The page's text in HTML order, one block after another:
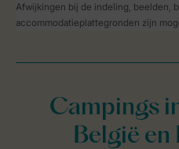
Afwijkingen bij de indeling, beelden,
accommodatieplattegronden zijn
Campings
België